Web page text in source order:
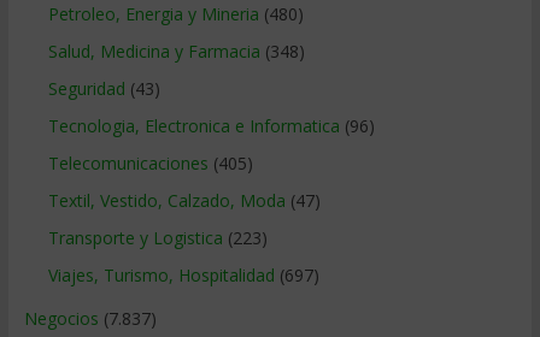
Petroleo, Energia y Mineria (480)
Salud, Medicina y Farmacia (348)
Seguridad (43)
Tecnologia, Electronica e Informatica (96)
Telecomunicaciones (405)
Textil, Vestido, Calzado, Moda (47)
Transporte y Logistica (223)
Viajes, Turismo, Hospitalidad (697)
Negocios (7.837)